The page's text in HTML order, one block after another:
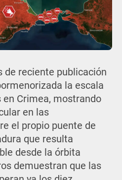
de reciente publicación
la escala
Crimea, mostrando
en las
el propio puente de
que resulta
desde la órbita
demuestran que las